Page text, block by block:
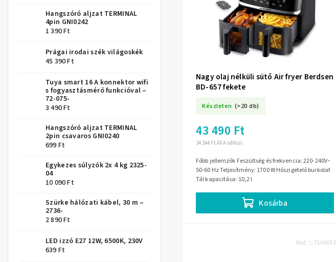
Hangszóró aljzat TERMINAL
4pin GNI0242
1 390 Ft
Prágai irodai szék világoskék
45 390 Ft
Tuya smart 16 A konnektor wifi
s fogyasztásmérő funkcióval –
72-075-
3 490 Ft
Hangszóró aljzat TERMINAL
2pin csavaros GNI0240
699 Ft
Egykezes súlyzók 2x 4 kg 2325-
04
10 090 Ft
Szürke hálózati kábel, 30 m –
2736-
2 890 Ft
LED izzó E27 12W, 6500K, 230V
639 Ft
Nagy olaj nélküli sütő Air fryer Berdsen
BD-657 fekete
Készleten (>20 db)
34 244 Ft ÁFA nélkül
43 490 Ft
Kosárba
Főbb jellemzők Feszültség és frekvencia: 220-240V~
50-60 Hz Teljesítmény: 1700 W Hőszigetelő burkolat
Tál kapacitása: 10,2 l
Kód: L-TSA8053